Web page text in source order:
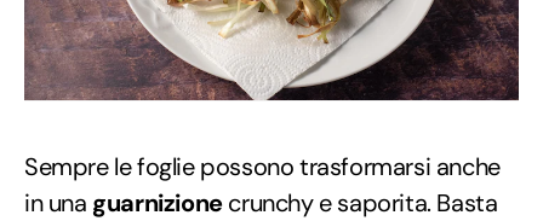
Sempre le foglie possono trasformarsi anche
in una guarnizionecrunchy e saporita. Basta